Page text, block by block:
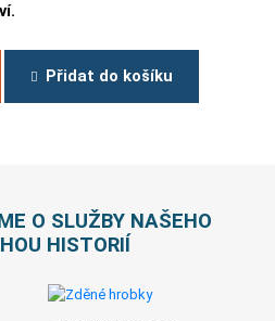
Přidat do košíku
O SLUŽBY NAŠEHO
HISTORIÍ